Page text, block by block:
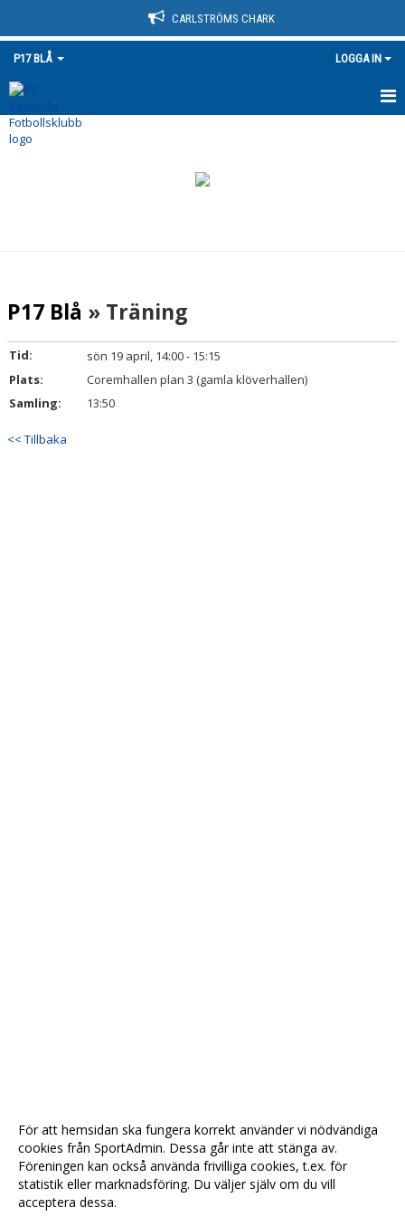
CARLSTRÖMS CHARK
P17 BLÅ LOGGA IN
HEM
KONTAKT
P17 Blå » Träning
Tid:
sön 19 april, 14:00 - 15:15
Plats:
Coremhallen plan 3 (gamla klöverhallen)
Samling:
13:50
<< Tillbaka
För att hemsidan ska fungera korrekt använder vi nödvändiga
cookies från SportAdmin. Dessa går inte att stänga av.
Föreningen kan också använda frivilliga cookies, t.ex. för
statistik eller marknadsföring. Du väljer själv om du vill
acceptera dessa.